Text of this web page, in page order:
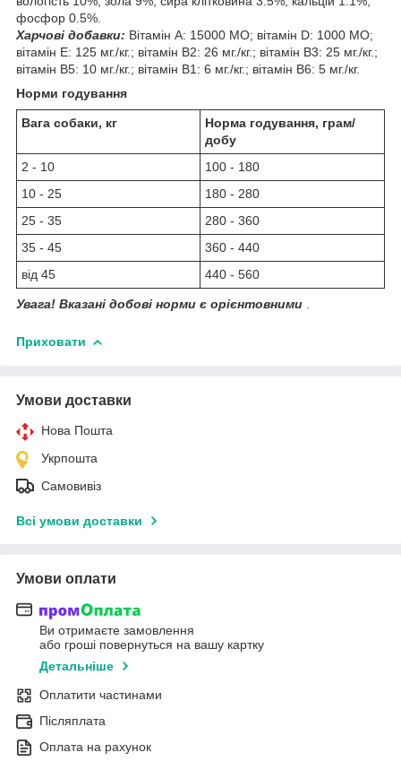
фосфор 0.5%.
Харчові добавки: Вітамін А: 15000 МО; вітамін D: 1000 МО;
вітамін Е: 125 мг./кг.; вітамін В2: 26 мг./кг.; вітамін В3: 25 мг./кг.;
вітамін B5: 10 мг./кг.; вітамін B1: 6 мг./кг.; вітамін B6: 5 мг./кг.
Норми годування
Вага собаки, кг
Норма годування, грам/
добу
2 - 10
100 - 180
10 - 25
180 - 280
25 - 35
280 - 360
35 - 45
360 - 440
від 45
440 - 560
Увага! Вказані добові норми є орієнтовними
Приховати
Умови доставки
Нова Пошта
Укрпошта
Самовивіз
Всі умови доставки
Умови оплати
Ви отримаєте замовлення
або гроші повернуться на вашу картку
Детальніше
Оплатити частинами
Післяплата
Оплата на рахунок